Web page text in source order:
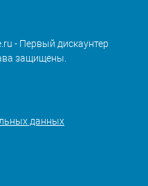
- Первый дискаунтер
защищены.
данных